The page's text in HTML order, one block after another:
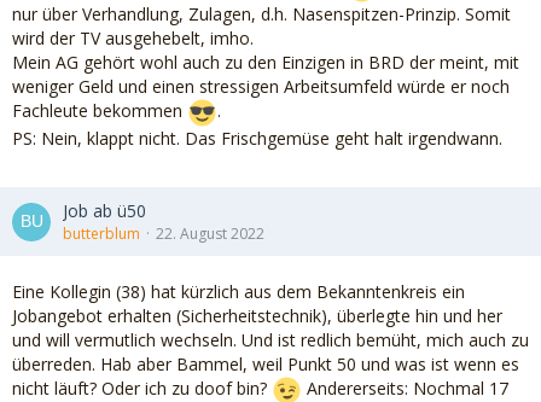
nur über Verhandlung, Zulagen, d.h. Nasenspitzen-Prinzip. Somit
wird der TV ausgehebelt, imho.
Mein AG gehört wohl auch zu den Einzigen in BRD der meint, mit
weniger Geld und einen stressigen Arbeitsumfeld würde er noch
Fachleute bekommen
.
PS: Nein, klappt nicht. Das Frischgemüse geht halt irgendwann.
Job ab ü50
butterblum 22. August 2022
Eine Kollegin (38) hat kürzlich aus dem Bekanntenkreis ein
Jobangebot erhalten (Sicherheitstechnik), überlegte hin und her
und will vermutlich wechseln. Und ist redlich bemüht, mich auch zu
überreden. Hab aber Bammel, weil Punkt 50 und was ist wenn es
nicht läuft? Oder ich zu doof bin?
Andererseits: Nochmal 17